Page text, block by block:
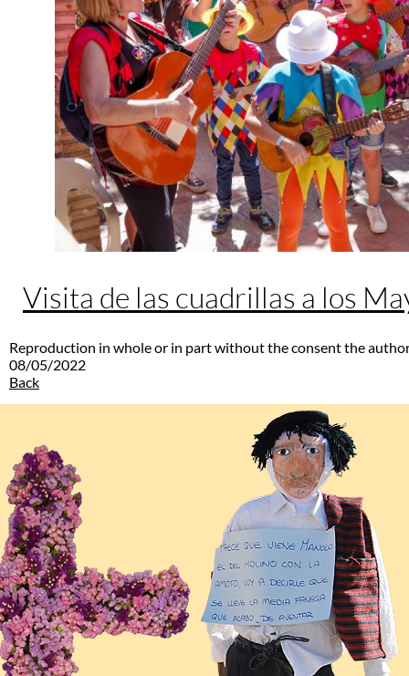
Visita de las cuadrillas a los
Reproduction in whole or in part without the consent the
08/05/2022
Back